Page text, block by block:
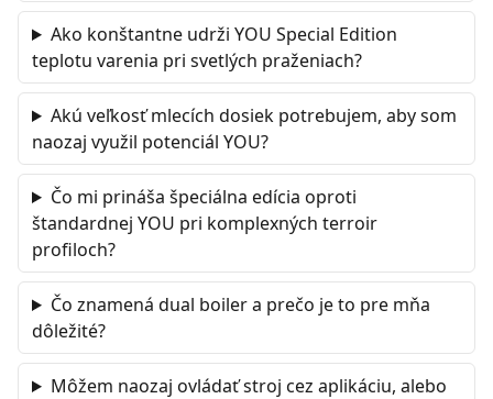
Ako konštantne udrži YOU Special Edition
teplotu varenia pri svetlých praženiach?
Akú veľkosť mlecích dosiek potrebujem, aby som
naozaj využil potenciál YOU?
Čo mi prináša špeciálna edícia oproti
štandardnej YOU pri komplexných terroir
profiloch?
Čo znamená dual boiler a prečo je to pre mňa
dôležité?
Môžem naozaj ovládať stroj cez aplikáciu, alebo